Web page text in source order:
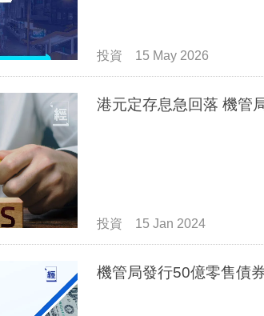
投資 15 May 2026
港元定存
投資 15 Jan 2024
機管局發行50億零售債